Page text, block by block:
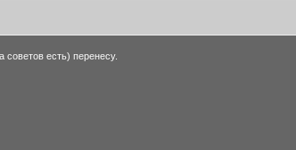
есть) перенесу.